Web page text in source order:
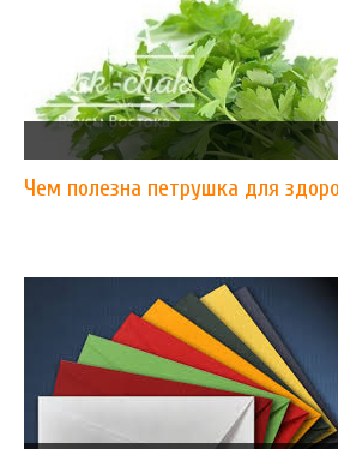
Чем полезна петрушка для